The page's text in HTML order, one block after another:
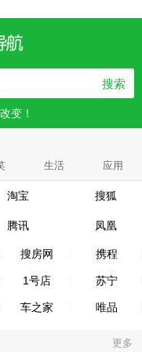
搜索
变！
生活 应用
淘宝 搜狐
腾讯 凤凰
搜房网 携程
1号店 苏宁
车之家 唯品
更多